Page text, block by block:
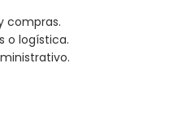
compras.
o logística.